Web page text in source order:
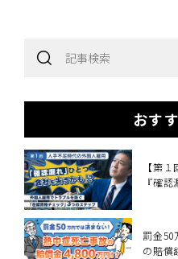
おす
【第
『確
罰金
の賠償